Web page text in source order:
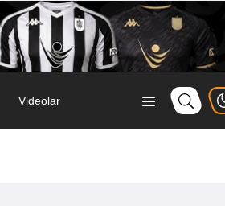
Videolar